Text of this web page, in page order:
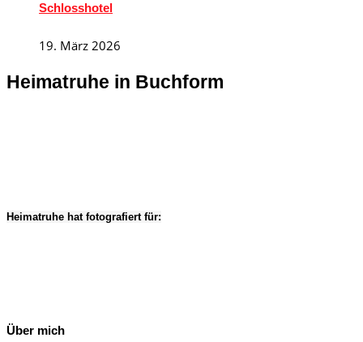
Schlosshotel
19. März 2026
Heimatruhe in Buchform
Heimatruhe hat fotografiert für:
Über mich